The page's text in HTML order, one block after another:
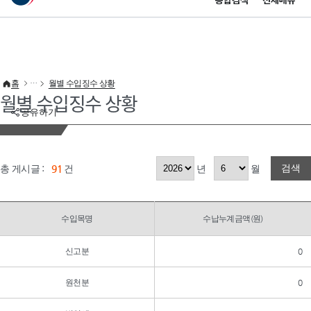
이 누리집은 대한민국 공식 전자정부 누리집입니다.
공유하기
홈 월별 수입징수 상황
월별 수입징수 상황
총 게시글 : 91 건 년 월 검색
수입목명 수납누계금액(원)
신고분 0
원천분 0